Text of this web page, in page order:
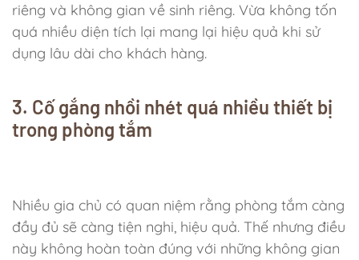
riêng và không gian về sinh riêng. Vừa không tốn
quá nhiều diện tích lại mang lại hiệu quả khi sử
dụng lâu dài cho khách hàng.
3. Cố gắng nhồi nhét quá nhiều thiết bị
trong phòng tắm
Nhiều gia chủ có quan niệm rằng phòng tắm càng
đầy đủ sẽ càng tiện nghi, hiệu quả. Thế nhưng điều
này không hoàn toàn đúng với những không gian